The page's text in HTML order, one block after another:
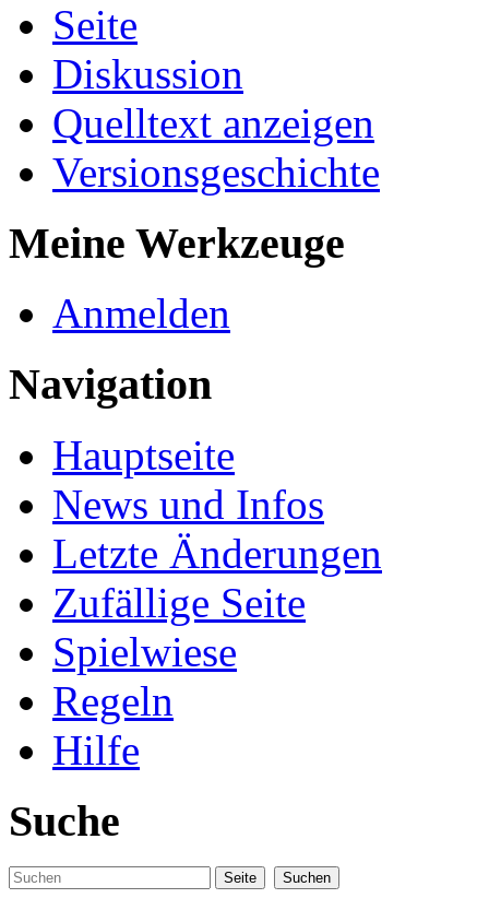
Seite
Diskussion
Quelltext anzeigen
Versionsgeschichte
Meine Werkzeuge
Anmelden
Navigation
Hauptseite
News und Infos
Letzte Änderungen
Zufällige Seite
Spielwiese
Regeln
Hilfe
Suche